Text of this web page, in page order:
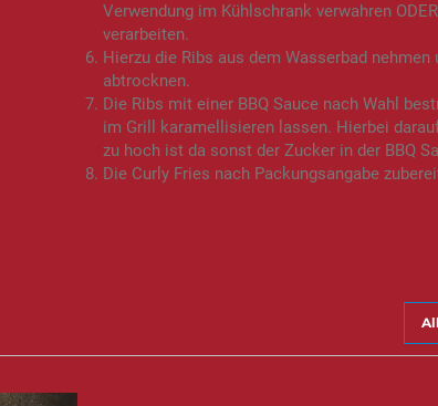
Verwendung im Kühlschrank verwahren
verarbeiten.
Hierzu die Ribs aus dem Wasserbad
abtrocknen.
Die Ribs mit einer BBQ Sauce nach Wahl
im Grill karamellisieren lassen. Hierbei
zu hoch ist da sonst der Zucker in der BBQ
Die Curly Fries nach Packungsangabe